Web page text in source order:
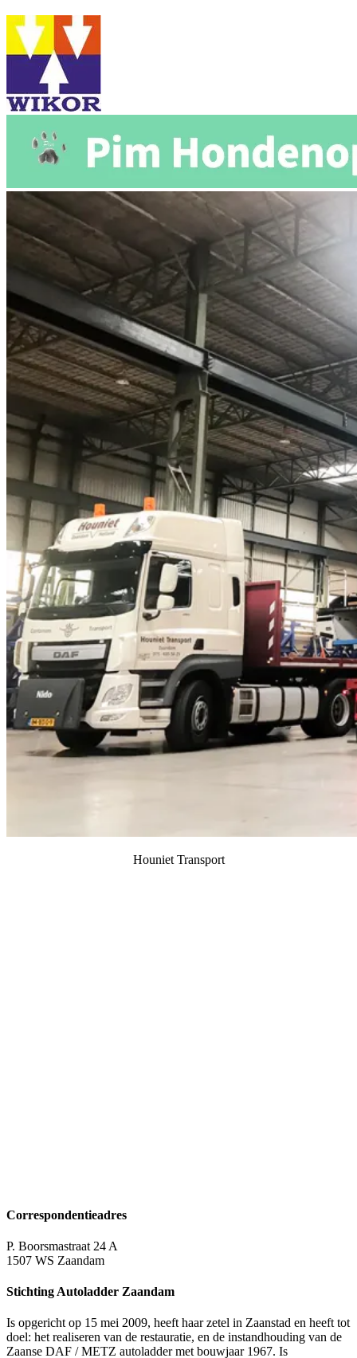
Houniet Transport
Correspondentieadres
P. Boorsmastraat 24 A
1507 WS Zaandam
Stichting Autoladder Zaandam
Is opgericht op 15 mei 2009, heeft haar zetel in Zaanstad en heeft tot
doel: het realiseren van de restauratie, en de instandhouding van de
Zaanse DAF / METZ autoladder met bouwjaar 1967. Is